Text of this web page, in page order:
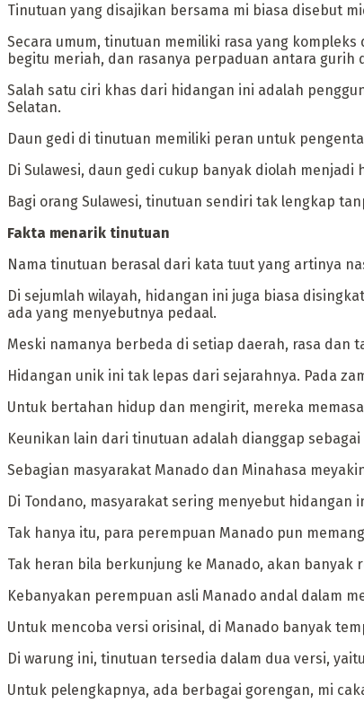
Tinutuan yang disajikan bersama mi biasa disebut
‎Secara umum, tinutuan memiliki rasa yang
begitu meriah, dan rasanya perpaduan antara gurih
‎Salah satu ciri khas dari hidangan ini adalah
Selatan.
Daun gedi di tinutuan memiliki peran untuk
Di Sulawesi, daun gedi cukup banyak diolah
Bagi orang Sulawesi, tinutuan sendiri tak lengkap
‎Fakta menarik tinutuan
‎Nama tinutuan berasal dari kata tuut yang artinya
Di sejumlah wilayah, hidangan ini juga biasa
ada yang menyebutnya pedaal.
Meski namanya berbeda di setiap daerah, rasa dan
‎Hidangan unik ini tak lepas dari sejarahnya. Pada
Untuk bertahan hidup dan mengirit, mereka
‎Keunikan lain dari tinutuan adalah dianggap
Sebagian masyarakat Manado dan Minahasa
Di Tondano, masyarakat sering menyebut
‎Tak hanya itu, para perempuan Manado pun
Tak heran bila berkunjung ke Manado, akan
Kebanyakan perempuan asli Manado andal dalam
‎Untuk mencoba versi orisinal, di Manado banyak
Di warung ini, tinutuan tersedia dalam dua versi,
Untuk pelengkapnya, ada berbagai gorengan, mi